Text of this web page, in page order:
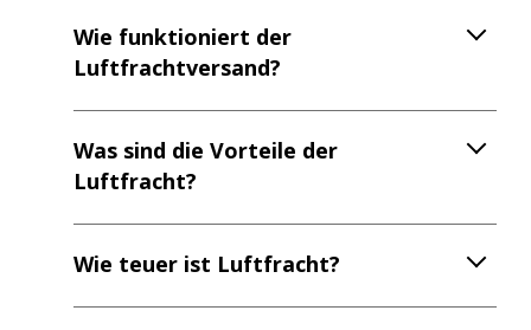
Wie funktioniert der
Luftfrachtversand?
Was sind die Vorteile der
Luftfracht?
Wie teuer ist Luftfracht?